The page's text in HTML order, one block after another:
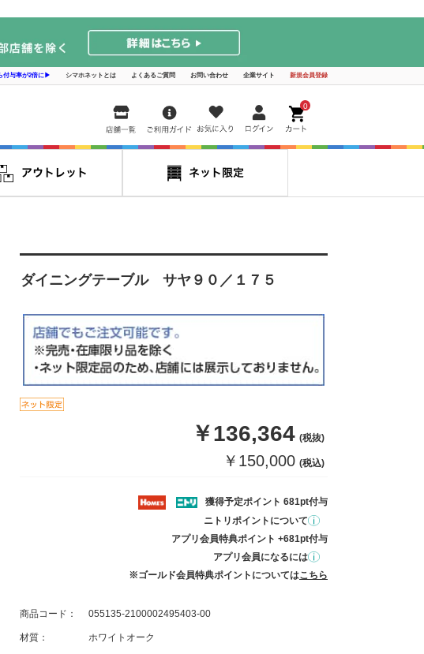
付与率が2倍に▶ シマホネットとは よくあるご質問 お問い合わせ 企業サイト 新規会員登録
0
ダイニングテーブル サヤ９０／１７５
￥136,364 (税抜)
￥150,000 (税込)
獲得予定ポイント 681pt付与
ニトリポイントについて
アプリ会員特典ポイント +681pt付与
アプリ会員になるには
※ゴールド会員特典ポイントについてはこちら
商品コード： 055135-2100002495403-00
材質： ホワイトオーク